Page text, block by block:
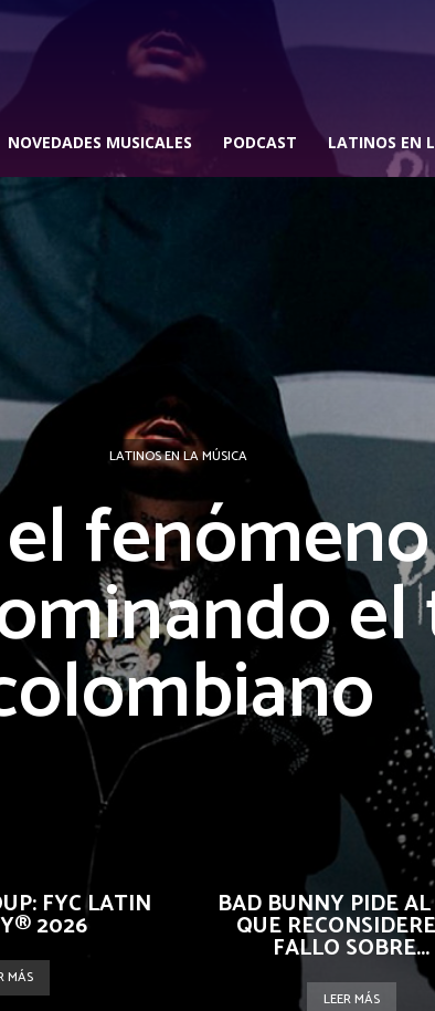
NOVEDADES MUSICALES PODCAST LATINOS EN
LATINOS EN LA MÚSICA
FYC LATIN
2026
MÁS
BAD BUNNY PIDE AL
QUE
FALLO SOBRE...
LEER MÁS